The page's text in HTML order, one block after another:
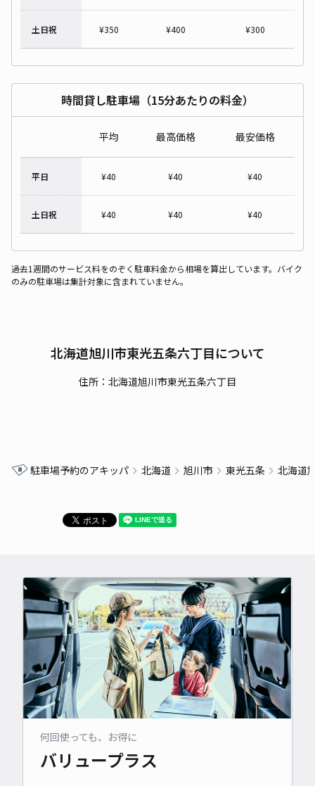
土日祝 ¥350 ¥400 ¥300
時間貸し駐車場（15分あたりの料金）
平均 最高価格 最安価格
平日 ¥40 ¥40 ¥40
土日祝 ¥40 ¥40 ¥40
過去1週間のサービス料をのぞく駐車料金から相場を算出しています。バイク
のみの駐車場は集計対象に含まれていません。
北海道旭川市東光五条六丁目について
住所：北海道旭川市東光五条六丁目
駐車場予約のアキッパ 北海道 旭川市 東光五条 北海道
何回使っても、お得に
バリュープラス